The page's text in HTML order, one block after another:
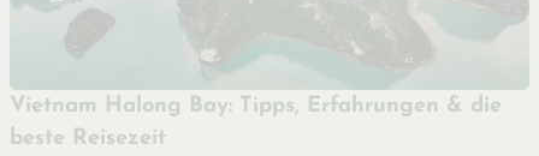
Vietnam Halong Bay: Tipps, Erfahrungen & die
beste Reisezeit